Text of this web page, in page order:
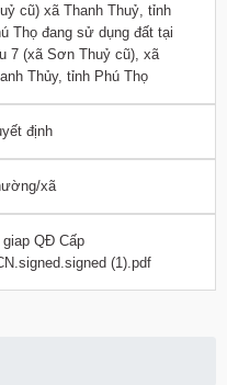
cũ) xã Thanh Thuỷ, tỉnh
Thọ đang sử dụng đất tại
7 (xã Sơn Thuỷ cũ), xã
Thủy, tỉnh Phú Thọ
định
xã
giap QĐ Cấp
(1).pdf